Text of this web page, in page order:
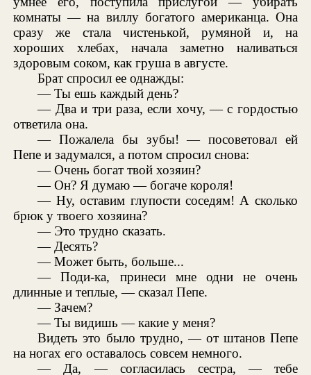
комнаты — на виллу богатого американца. Она
сразу же стала чистенькой, румяной и, на
хороших хлебах, начала заметно наливаться
здоровым соком, как груша в августе.
Брат спросил ее однажды:
— Ты ешь каждый день?
— Два и три раза, если хочу, — с гордостью
ответила она.
— Пожалела бы зубы! — посоветовал ей
Пепе и задумался, а потом спросил снова:
— Очень богат твой хозяин?
— Он? Я думаю — богаче короля!
— Ну, оставим глупости соседям! А сколько
брюк у твоего хозяина?
— Это трудно сказать.
— Десять?
— Может быть, больше...
— Поди-ка, принеси мне одни не очень
длинные и теплые, — сказал Пепе.
— Зачем?
— Ты видишь — какие у меня?
Видеть это было трудно, — от штанов Пепе
на ногах его оставалось совсем немного.
— Да, — согласилась сестра, — тебе